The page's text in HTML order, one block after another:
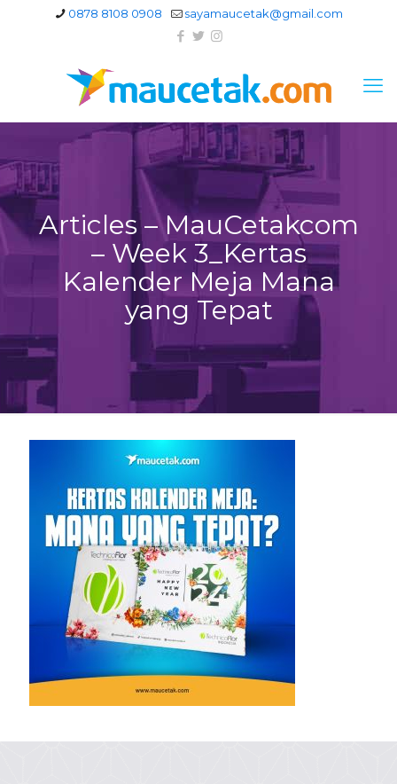
0878 8108 0908 sayamaucetak@gmail.com
Articles – MauCetakcom
– Week 3_Kertas
Kalender Meja Mana
yang Tepat